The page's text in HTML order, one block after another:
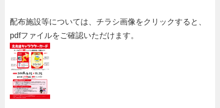
配布施設等については、チラシ画像をクリックすると、
pdfファイルをご確認いただけます。